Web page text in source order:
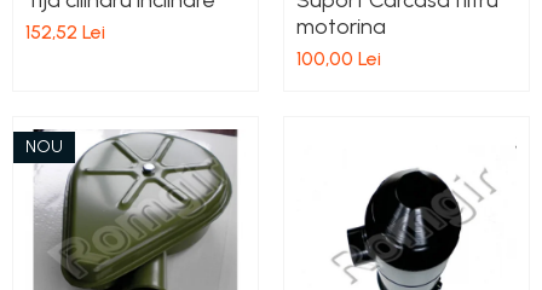
152,52 Lei
motorina
100,00 Lei
NOU